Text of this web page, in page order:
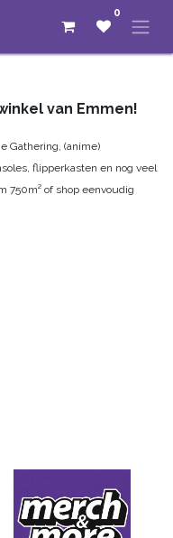
0
van Emmen!
Gathering, (anime)
flipperkasten en nog veel
750m² of shop eenvoudig